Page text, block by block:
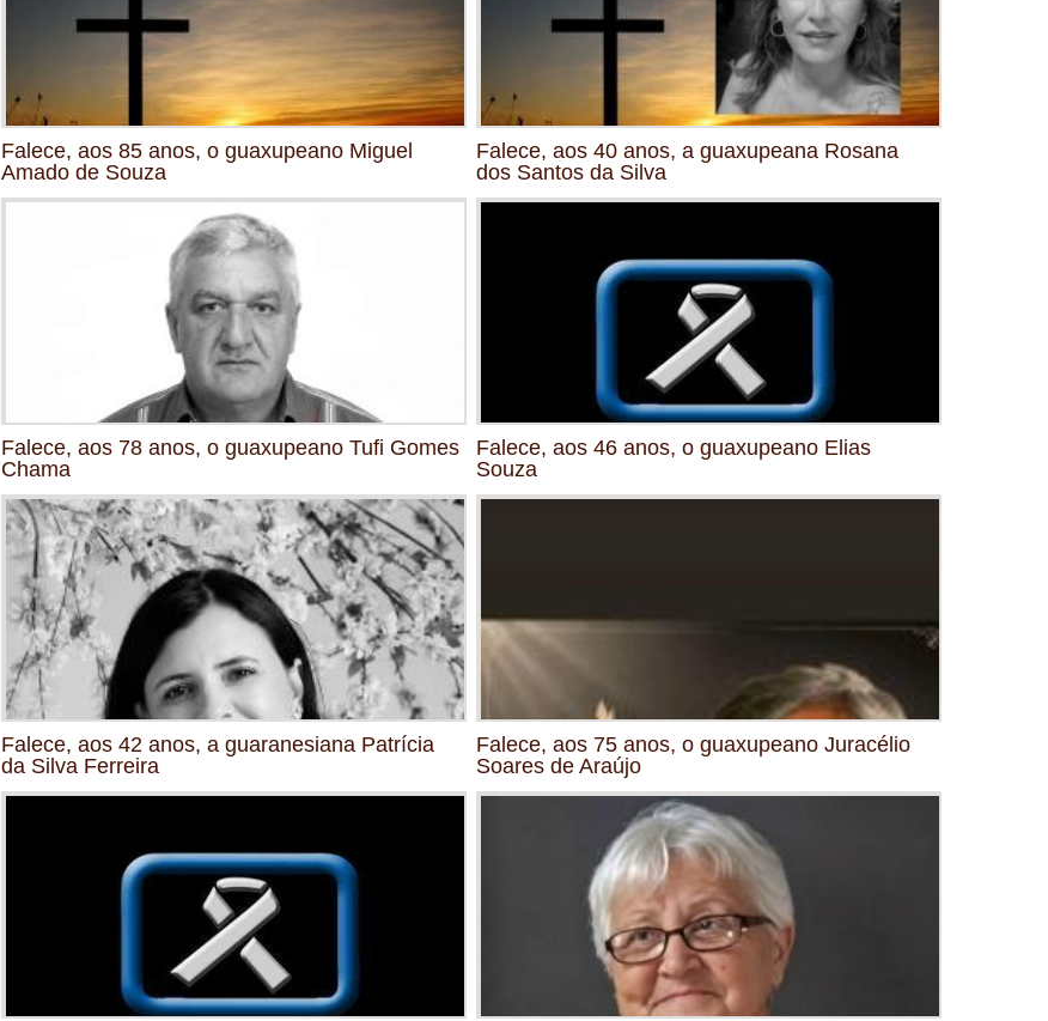
Falece, aos 85 anos, o guaxupeano Miguel
Amado de Souza
Falece, aos 40 anos, a guaxupeana Rosana
dos Santos da Silva
Falece, aos 78 anos, o guaxupeano Tufi Gomes
Chama
Falece, aos 46 anos, o guaxupeano Elias
Souza
Falece, aos 42 anos, a guaranesiana Patrícia
da Silva Ferreira
Falece, aos 75 anos, o guaxupeano Juracélio
Soares de Araújo